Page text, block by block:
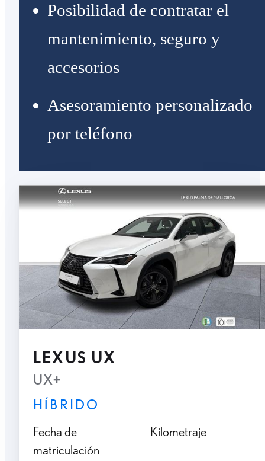
Posibilidad de contratar el
mantenimiento, seguro y
accesorios
Asesoramiento personalizado
por teléfono
LEXUS UX
UX+
HÍBRIDO
Fecha de
matriculación
Kilometraje